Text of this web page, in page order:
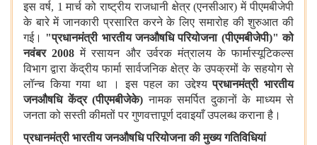
इस वर्ष, 1 मार्च को राष्ट्रीय राजधानी क्षेत्र (एनसीआर) में पीएमबीजेपी
के बारे में जानकारी प्रसारित करने के लिए समारोह की शुरुआत की
गई। "प्रधानमंत्री भारतीय जनऔषधि परियोजना (पीएमबीजेपी)" को
नवंबर 2008 में रसायन और उर्वरक मंत्रालय के फार्मास्यूटिकल्स
विभाग द्वारा केंद्रीय फार्मा सार्वजनिक क्षेत्र के उपक्रमों के सहयोग से
लॉन्च किया गया था । इस पहल का उद्देश्यप्रधानमंत्री भारतीय
जनऔषधि केंद्र (पीएमबीजेके) नामक समर्पित दुकानों के माध्यम से
जनता को सस्ती कीमतों पर गुणवत्तापूर्ण दवाइयाँ उपलब्ध कराना है।
प्रधानमंत्री भारतीय जनऔषधि परियोजना की मुख्य गतिविधियां